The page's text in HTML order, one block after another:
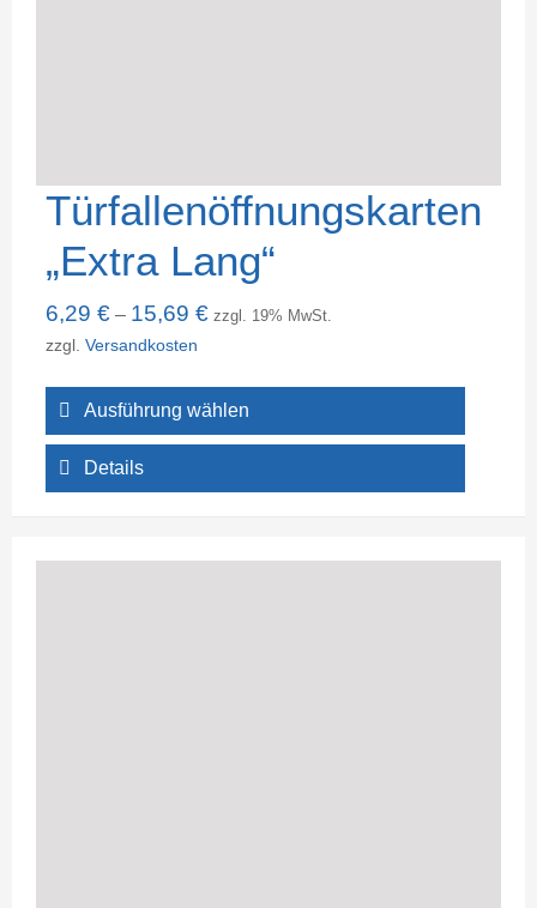
Türfallenöffnungskarten
„Extra Lang“
6,29 €– 15,69 € zzgl. 19% MwSt.
zzgl. Versandkosten
Ausführung wählen
Details